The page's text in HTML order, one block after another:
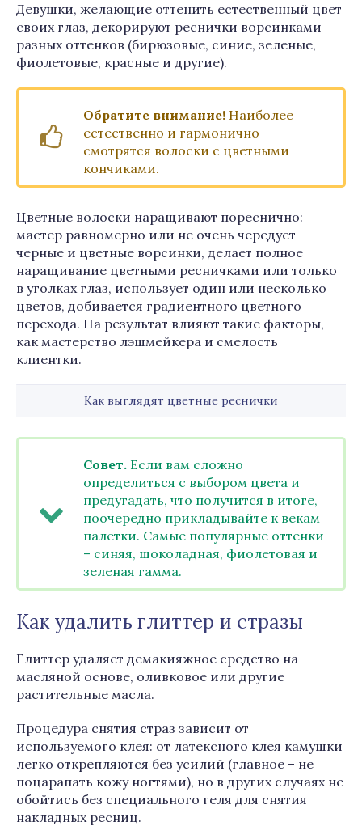
Девушки, желающие оттенить естественный цвет
своих глаз, декорируют реснички ворсинками
разных оттенков (бирюзовые, синие, зеленые,
фиолетовые, красные и другие).
Обратите внимание! Наиболее
естественно и гармонично
смотрятся волоски с цветными
кончиками.
Цветные волоски наращивают пореснично:
мастер равномерно или не очень чередует
черные и цветные ворсинки, делает полное
наращивание цветными ресничками или только
в уголках глаз, использует один или несколько
цветов, добивается градиентного цветного
перехода. На результат влияют такие факторы,
как мастерство лэшмейкера и смелость
клиентки.
Как выглядят цветные реснички
Совет. Если вам сложно
определиться с выбором цвета и
предугадать, что получится в итоге,
поочередно прикладывайте к векам
палетки. Самые популярные оттенки
– синяя, шоколадная, фиолетовая и
зеленая гамма.
Как удалить глиттер и стразы
Глиттер удаляет демакияжное средство на
масляной основе, оливковое или другие
растительные масла.
Процедура снятия страз зависит от
используемого клея: от латексного клея камушки
легко открепляются без усилий (главное – не
поцарапать кожу ногтями), но в других случаях не
обойтись без специального геля для снятия
накладных ресниц.